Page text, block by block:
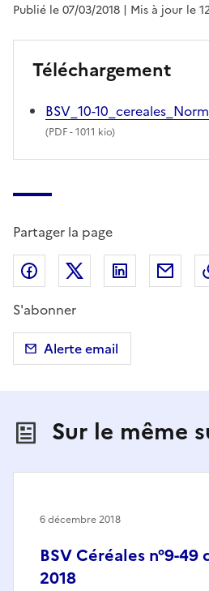
Publié le 07/03/2018 | Mis à jour le
Téléchargement
BSV_10-
(PDF- 1011 kio)
Partager la page
Partager sur Facebook
Partager sur X
Partager
S'abonner
Alerte email
Sur le même
BSV Céréales n°9-
2018
6 décembre 2018